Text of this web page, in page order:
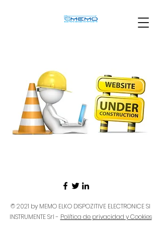
© 2021 by MEMO ELKO DISPOZITIVE ELECTRONICE SI
INSTRUMENTE Srl - Política de privacidad y Cookies